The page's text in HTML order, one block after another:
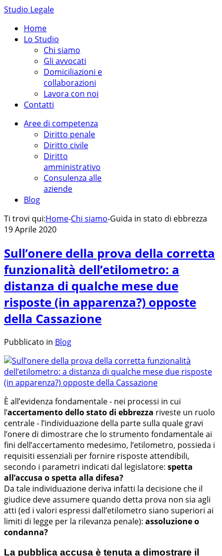
Studio Legale
Home
Lo Studio
Chi siamo
Gli avvocati
Domiciliazioni e
collaborazioni
Lavora con noi
Contatti
Aree di competenza
Diritto penale
Diritto civile
Diritto
amministrativo
Consulenza alle
aziende
Blog
Ti trovi qui:Home-Chi siamo-Guida in stato di ebbrezza
19 Aprile 2020
Sull’onere della prova della corretta
funzionalità dell’etilometro: a
distanza di qualche mese due
risposte (in apparenza?) opposte
della Cassazione
Pubblicato in Blog
È all’evidenza fondamentale - nei processi in cui
l’accertamento dello stato di ebbrezza riveste un ruolo
centrale - l’individuazione della parte sulla quale gravi
l’onere di dimostrare che lo strumento fondamentale ai
fini dell’accertamento medesimo, l’etilometro, possieda i
requisiti essenziali per fornire risposte attendibili,
secondo i parametri indicati dal legislatore: spetta
all’accusa o spetta alla difesa?
Da tale individuazione deriva infatti la decisione che il
giudice deve assumere quando detta prova non sia agli
atti (ed i valori espressi dall’etilometro siano superiori ai
limiti di legge per la rilevanza penale): assoluzione o
condanna?
La pubblica accusa è tenuta a dimostrare il